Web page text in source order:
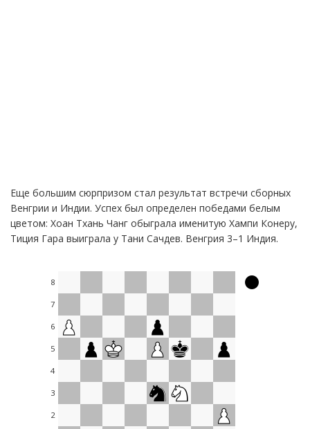
Еще большим сюрпризом стал результат встречи сборных
Венгрии и Индии. Успех был определен победами белым
цветом: Хоан Тхань Чанг обыграла именитую Хампи Конеру,
Тиция Гара выиграла у Тани Сачдев. Венгрия 3–1 Индия.
8
7
6
5
4
3
2